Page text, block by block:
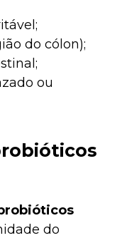
do cólon);
ou
do